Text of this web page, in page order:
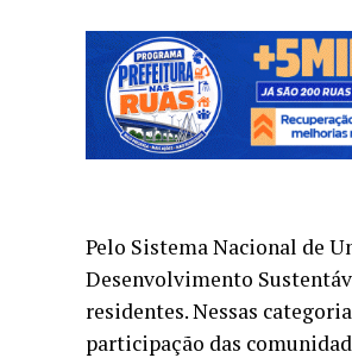
Pelo Sistema Nacional de
Desenvolvimento
residentes. Nessas
participação das